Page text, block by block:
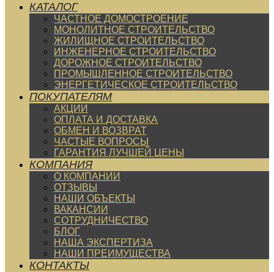
КАТАЛОГ
ЧАСТНОЕ ДОМОСТРОЕНИЕ
МОНОЛИТНОЕ СТРОИТЕЛЬСТВО
ЖИЛИЩНОЕ СТРОИТЕЛЬСТВО
ИНЖЕНЕРНОЕ СТРОИТЕЛЬСТВО
ДОРОЖНОЕ СТРОИТЕЛЬСТВО
ПРОМЫШЛЕННОЕ СТРОИТЕЛЬСТВО
ЭНЕРГЕТИЧЕСКОЕ СТРОИТЕЛЬСТВО
ПОКУПАТЕЛЯМ
АКЦИИ
ОПЛАТА И ДОСТАВКА
ОБМЕН И ВОЗВРАТ
ЧАСТЫЕ ВОПРОСЫ
ГАРАНТИЯ ЛУЧШЕЙ ЦЕНЫ
КОМПАНИЯ
О КОМПАНИИ
ОТЗЫВЫ
НАШИ ОБЪЕКТЫ
ВАКАНСИИ
СОТРУДНИЧЕСТВО
БЛОГ
НАША ЭКСПЕРТИЗА
НАШИ ПРЕИМУЩЕСТВА
КОНТАКТЫ